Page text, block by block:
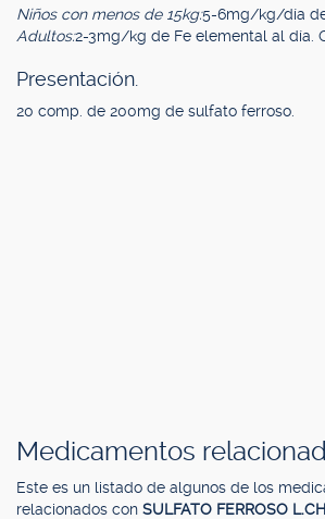
Niños con menos de 15kg:5-6mg/kg/día
Adultos:2-3mg/kg de Fe elemental al día.
Presentación.
20 comp. de 200mg de sulfato ferroso.
Medicamentos
Este es un listado de algunos de los
relacionados con SULFATO FERROSO